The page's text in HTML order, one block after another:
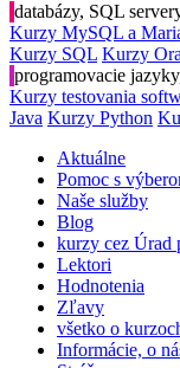
databázy, SQL
Kurzy MySQL a
Kurzy SQL Kurzy
programovacie
Kurzy testovania
Java Kurzy Python
Aktuálne
Pomoc s
Naše služby
Blog
kurzy cez Úrad
Lektori
Hodnotenia
Zľavy
všetko o
Informácie, o